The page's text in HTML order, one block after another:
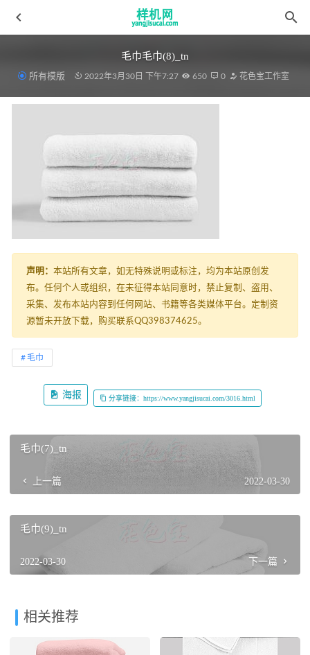
毛巾毛巾(8)_tn
所有模版 2022年3月30日 下午7:27 650 0 花色宝工作室
声明： 本站所有文章，如无特殊说明或标注，均为本站原创发
布。任何个人或组织，在未征得本站同意时，禁止复制、盗用、
采集、发布本站内容到任何网站、书籍等各类媒体平台。定制资
源暂未开放下载，购买联系QQ398374625。
毛巾
海报 分享链接：https://www.yangjisucai.com/3016.html
毛巾(7)_tn
上一篇 2022-03-30
毛巾(9)_tn
2022-03-30 下一篇
相关推荐
靠垫aijiads.taobao (1127) 2022-03-31
四件套aijiads.taobao (1754)智能
2022-04-09
绗缝被花色宝(2361)
2022-03-19
毛毯花色宝(10005) 2022-03-30